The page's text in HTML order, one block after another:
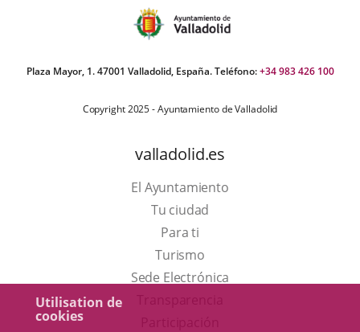
Utilisation de
cookies
Plaza Mayor, 1. 47001 Valladolid, España. Teléfono:+34 983 426 100
Copyright 2025 - Ayuntamiento de Valladolid
valladolid.es
El Ayuntamiento
Tu ciudad
Para ti
TurismoEste
enlace
Sede Electrónica